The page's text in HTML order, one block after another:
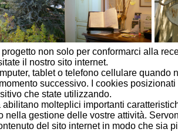
non solo per conformarci alla
il nostro sito internet.
tablet o telefono cellulare quando
successivo. I cookies
che state utilizzando.
molteplici importanti
gestione delle vostre attività.
del sito internet in modo che sia